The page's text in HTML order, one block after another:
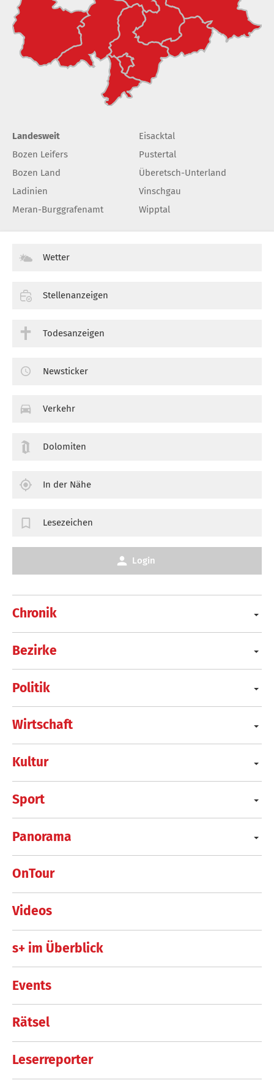
Landesweit
Bozen Leifers
Bozen Land
Ladinien
Meran-Burggrafenamt
Eisacktal
Pustertal
Überetsch-Unterland
Vinschgau
Wipptal
Chronik
Bezirke
Politik
Wirtschaft
Kultur
Sport
Panorama
OnTour
Videos
s+ im Überblick
Events
Rätsel
Leserreporter
Wetter
Stellenanzeigen
Todesanzeigen
Newsticker
Verkehr
Dolomiten
In der Nähe
Lesezeichen
Login